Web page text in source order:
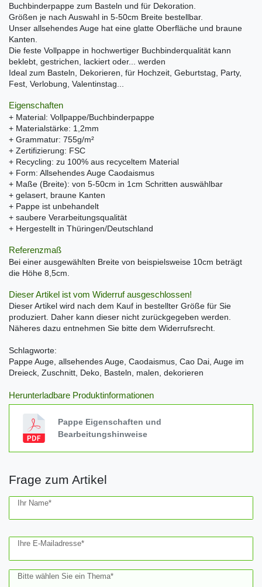
Buchbinderpappe zum Basteln und für Dekoration.
Größen je nach Auswahl in 5-50cm Breite bestellbar.
Unser allsehendes Auge hat eine glatte Oberfläche und braune
Kanten.
Die feste Vollpappe in hochwertiger Buchbinderqualität kann
beklebt, gestrichen, lackiert oder... werden
Ideal zum Basteln, Dekorieren, für Hochzeit, Geburtstag, Party,
Fest, Verlobung, Valentinstag...
Eigenschaften
+ Material: Vollpappe/Buchbinderpappe
+ Materialstärke: 1,2mm
+ Grammatur: 755g/m²
+ Zertifizierung: FSC
+ Recycling: zu 100% aus recyceltem Material
+ Form: Allsehendes Auge Caodaismus
+ Maße (Breite): von 5-50cm in 1cm Schritten auswählbar
+ gelasert, braune Kanten
+ Pappe ist unbehandelt
+ saubere Verarbeitungsqualität
+ Hergestellt in Thüringen/Deutschland
Referenzmaß
Bei einer ausgewählten Breite von beispielsweise 10cm beträgt
die Höhe 8,5cm.
Dieser Artikel ist vom Widerruf ausgeschlossen!
Dieser Artikel wird nach dem Kauf in bestellter Größe für Sie
produziert. Daher kann dieser nicht zurückgegeben werden.
Näheres dazu entnehmen Sie bitte dem Widerrufsrecht.
Schlagworte:
Pappe Auge, allsehendes Auge, Caodaismus, Cao Dai, Auge im
Dreieck, Zuschnitt, Deko, Basteln, malen, dekorieren
Herunterladbare Produktinformationen
Pappe Eigenschaften und
Bearbeitungshinweise
Frage zum Artikel
Ihr Name*
Ihre E-Mailadresse*
Bitte wählen Sie ein Thema*
Ceres::Template.mailFormHoneypotLabel